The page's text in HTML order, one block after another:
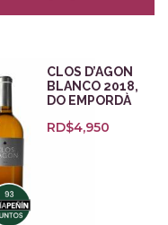
CLOS D’AGON
BLANCO 2018,
DO EMPORDÀ
RD$4,950